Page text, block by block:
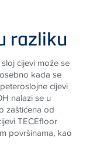
razliku
cijevi može se
kada se
cijevi
nalazi se u
zaštićena od
TECEfloor
površinama, kao